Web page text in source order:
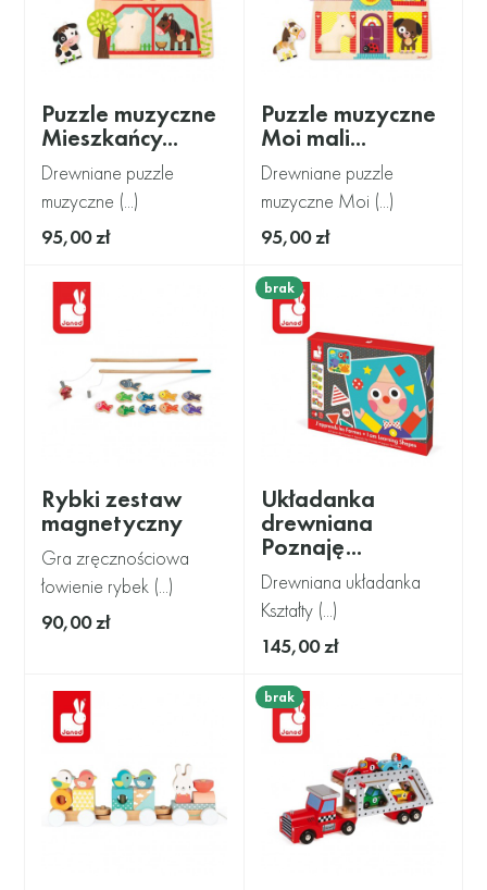
Puzzle muzyczne
Mieszkańcy...
Drewniane puzzle
muzyczne (...)
95,00 zł
Puzzle muzyczne
Moi mali...
Drewniane puzzle
muzyczne Moi (...)
95,00 zł
Rybki zestaw
magnetyczny
Gra zręcznościowa
łowienie rybek (...)
90,00 zł
Układanka
drewniana
Poznaję...
Drewniana układanka
Kształty (...)
145,00 zł
brak
brak